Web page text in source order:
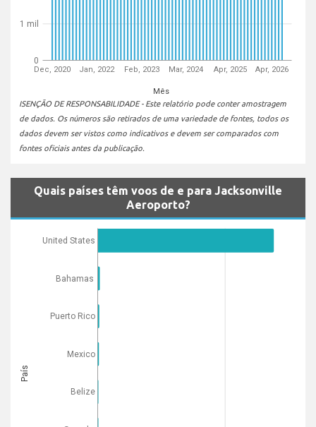
Dec, 2020 Jan, 2022 Feb, 2023 Mar, 2024 Apr, 2025 Apr, 2026
Mês
0
1 mil
ISENÇÃO DE RESPONSABILIDADE - Este relatório pode conter amostragem
de dados. Os números são retirados de uma variedade de fontes, todos os
dados devem ser vistos como indicativos e devem ser comparados com
fontes oficiais antes da publicação.
Quais países têm voos de e para Jacksonville
Aeroporto?
United States
Bahamas
Puerto Rico
Mexico
Belize
País